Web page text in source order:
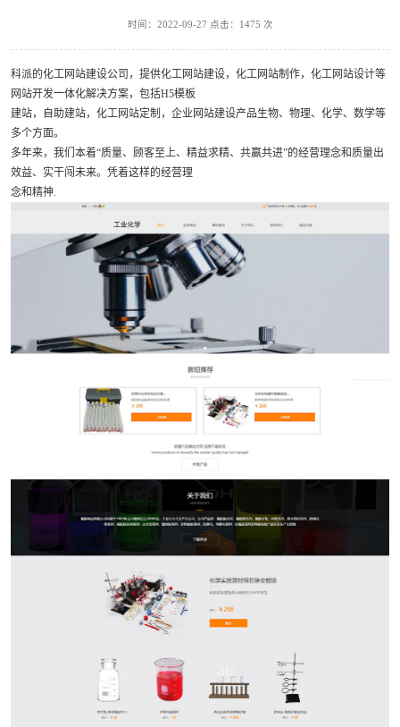
时间：2022-09-27 点击：1475 次
科派的化工网站建设公司，提供化工网站建设，化工网站制作，化工网站设计等
网站开发一体化解决方案，包括H5模板
建站，自助建站，化工网站定制，企业网站建设产品生物、物理、化学、数学等
多个方面。
多年来，我们本着“质量、顾客至上、精益求精、共赢共进”的经营理念和质量出
效益、实干闯未来。凭着这样的经营理
念和精神.